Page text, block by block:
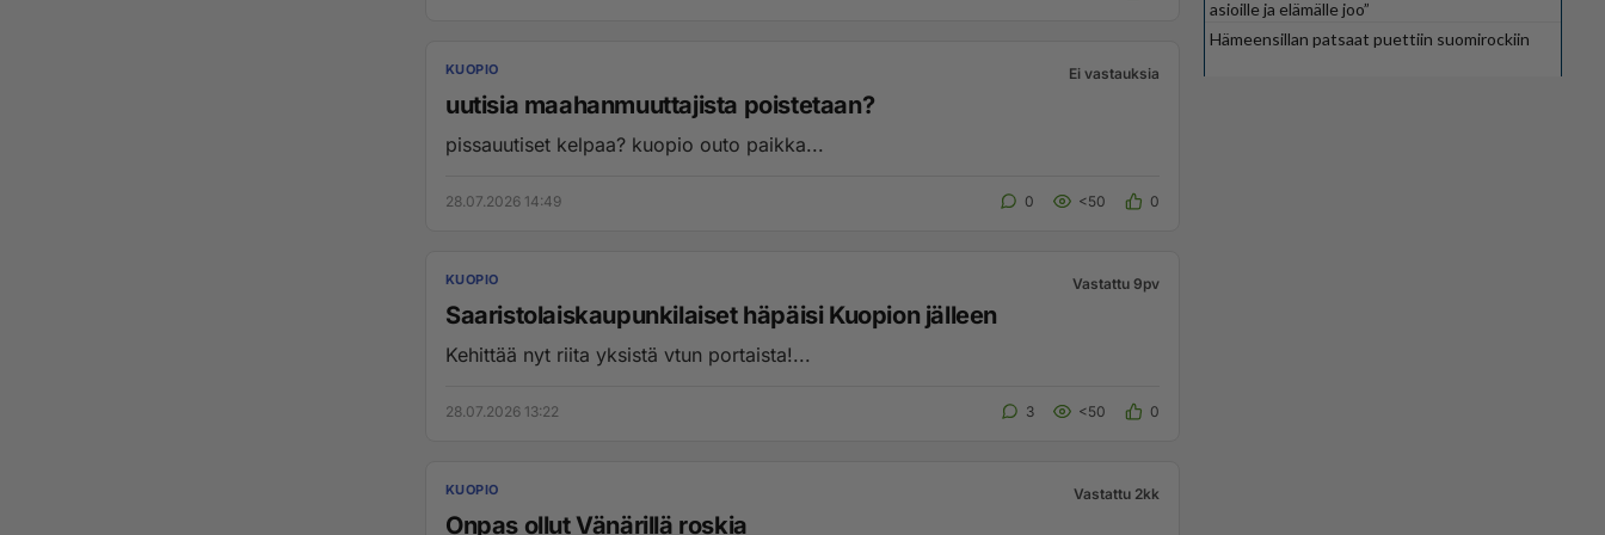
KUOPIO Ei vastauksia
uutisia maahanmuuttajista poistetaan?
pissauutiset kelpaa? kuopio outo paikka...
28.07.2026 14:49 0 <50 0
KUOPIO Vastattu 9pv
Saaristolaiskaupunkilaiset häpäisi Kuopion jälleen
Kehittää nyt riita yksistä vtun portaista!...
28.07.2026 13:22 3 <50 0
KUOPIO Vastattu 2kk
Onpas ollut Vänärillä roskia
asioille ja elämälle joo”
Hämeensillan patsaat puettiin suomirockiin